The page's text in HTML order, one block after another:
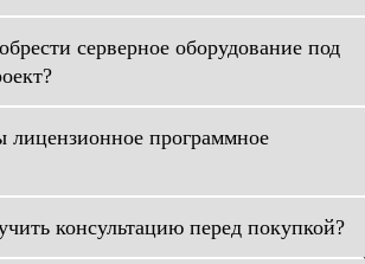
серверное оборудование под
лицензионное программное
консультацию перед покупкой?